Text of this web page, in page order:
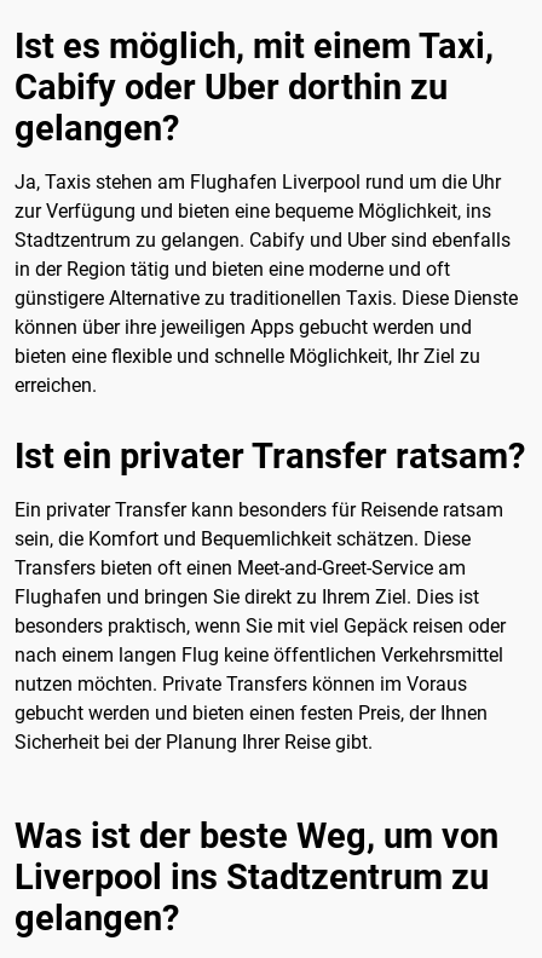
Ist es möglich, mit einem Taxi,
Cabify oder Uber dorthin zu
gelangen?
Ja, Taxis stehen am Flughafen Liverpool rund um die Uhr
zur Verfügung und bieten eine bequeme Möglichkeit, ins
Stadtzentrum zu gelangen. Cabify und Uber sind ebenfalls
in der Region tätig und bieten eine moderne und oft
günstigere Alternative zu traditionellen Taxis. Diese Dienste
können über ihre jeweiligen Apps gebucht werden und
bieten eine flexible und schnelle Möglichkeit, Ihr Ziel zu
erreichen.
Ist ein privater Transfer ratsam?
Ein privater Transfer kann besonders für Reisende ratsam
sein, die Komfort und Bequemlichkeit schätzen. Diese
Transfers bieten oft einen Meet-and-Greet-Service am
Flughafen und bringen Sie direkt zu Ihrem Ziel. Dies ist
besonders praktisch, wenn Sie mit viel Gepäck reisen oder
nach einem langen Flug keine öffentlichen Verkehrsmittel
nutzen möchten. Private Transfers können im Voraus
gebucht werden und bieten einen festen Preis, der Ihnen
Sicherheit bei der Planung Ihrer Reise gibt.
Was ist der beste Weg, um von
Liverpool ins Stadtzentrum zu
gelangen?